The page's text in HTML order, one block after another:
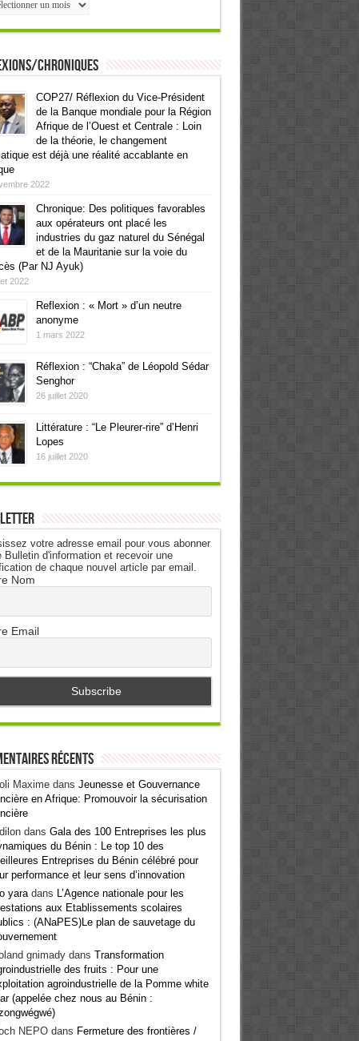
Chroniques
COP27/ Réflexion du Vice-Président
de la Banque mondiale pour la Région
Afrique de l’Ouest et Centrale : Loin
de la théorie, le changement
est déjà une réalité accablante en
2022
Chronique: Des politiques favorables
aux opérateurs ont placé les
industries du gaz naturel du Sénégal
et de la Mauritanie sur la voie du
(Par NJ Ayuk)
2022
Reflexion : « Mort » d’un neutre
anonyme
1 mars 2022
Réflexion : “Chaka” de Léopold Sédar
Senghor
26 juillet 2020
Littérature : “Le Pleurer-rire” d’Henri
Lopes
16 juillet 2020
votre adresse email pour vous abonner
Bulletin d'information et recevoir une
de chaque nouvel article par email.
Nom
Email
récents
Maximedans Jeunesse et Gouvernance
en Afrique: Promouvoir la sécurisation
dans Gala des 100 Entreprises les plus
du Bénin : Le top 10 des
Entreprises du Bénin célébré pour
performance et leur sens d’innovation
yaradans L’Agence nationale pour les
aux Etablissements scolaires
: (ANaPES)Le plan de sauvetage du
gnimadydans Transformation
des fruits : Pour une
agroindustrielle de la Pomme white
(appelée chez nous au Bénin :
NEPOdans Fermeture des frontières /